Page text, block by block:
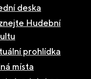
deska
Hudební
prohlídka
místa